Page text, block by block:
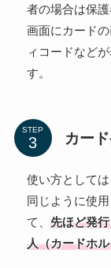
者の場合は保護
画面にカード
ィコードなど
す。
STEP
カー
使い方として
同じように使
て、 先ほど発
人（カードホ